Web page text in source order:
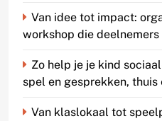
Van idee tot impact:
workshop die
Zo help je je kind
spel en gesprekken, thuis
Van klaslokaal tot